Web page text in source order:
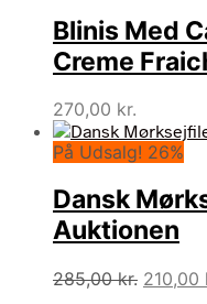
Blinis Med
Creme
270,00 kr.
På Udsalg! 26%
Dansk
Auktionen
285,00kr. Den
210,00